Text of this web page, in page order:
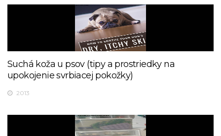
Suchá koža u psov (tipy a prostriedky na
upokojenie svrbiacej pokožky)
2013